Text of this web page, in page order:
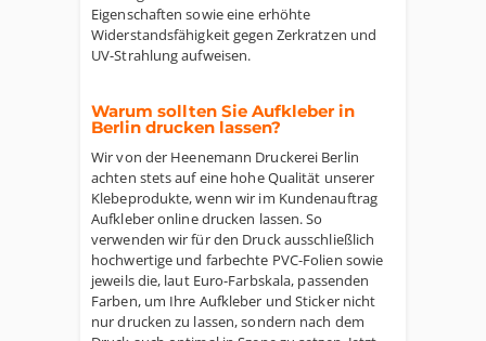
Eigenschaften sowie eine erhöhte
Widerstandsfähigkeit gegen Zerkratzen und
UV-Strahlung aufweisen.
Warum sollten Sie Aufkleber in
Berlin drucken lassen?
Wir von der Heenemann Druckerei Berlin
achten stets auf eine hohe Qualität unserer
Klebeprodukte, wenn wir im Kundenauftrag
Aufkleber online drucken lassen. So
verwenden wir für den Druck ausschließlich
hochwertige und farbechte PVC-Folien sowie
jeweils die, laut Euro-Farbskala, passenden
Farben, um Ihre Aufkleber und Sticker nicht
nur drucken zu lassen, sondern nach dem